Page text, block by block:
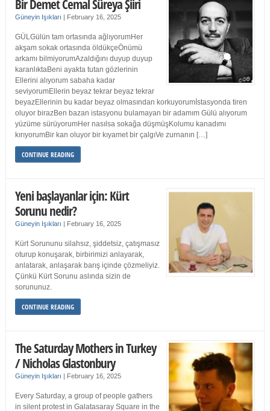
Bir Demet Cemal Süreya Şiiri
Güneyin Işıkları | February 16, 2025
GÜLGülün tam ortasında ağlıyorumHer
akşam sokak ortasında öldükçeÖnümü
arkamı bilmiyorumAzaldığını duyup duyup
karanlıktaBeni ayakta tutan gözlerinin
Ellerini alıyorum sabaha kadar
seviyorumEllerin beyaz tekrar beyaz tekrar
beyazEllerinin bu kadar beyaz olmasından korkuyorumİstasyonda tiren
oluyor birazBen bazan istasyonu bulamayan bir adamım Gülü alıyorum
yüzüme sürüyorumHer nasılsa sokağa düşmüşKolumu kanadımı
kırıyorumBir kan oluyor bir kıyamet bir çalgıVe zurnanın […]
CONTINUE READING
Yeni başlayanlar için: Kürt
Sorunu nedir?
Güneyin Işıkları | February 16, 2025
Kürt Sorununu silahsız, şiddetsiz, çatışmasız
oturup konuşarak, birbirimizi anlayarak,
anlatarak, anlaşarak barış içinde çözmeliyiz.
Çünkü Kürt Sorunu aslında sizin de
sorununuz.
CONTINUE READING
The Saturday Mothers in Turkey
/ Nicholas Glastonbury
Güneyin Işıkları | February 16, 2025
Every Saturday, a group of people gathers
in silent protest in Galatasaray Square in the